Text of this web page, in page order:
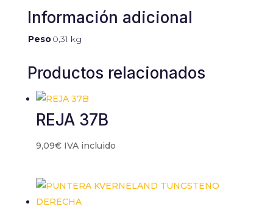
Información adicional
Peso0,31 kg
Productos relacionados
REJA 37B
9,09€ IVA incluido